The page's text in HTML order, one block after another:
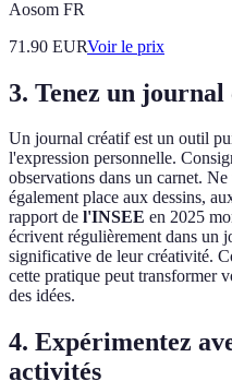
Aosom FR
71.90 EURVoir le prix
3. Tenez un
Un journal créatif est un outil
l'expression personnelle.
observations dans un carnet.
également place aux dessins,
rapport de l'INSEE en 2025
écrivent régulièrement dans un
significative de leur créativité.
cette pratique peut transformer
des idées.
4. Expérimentez
activités